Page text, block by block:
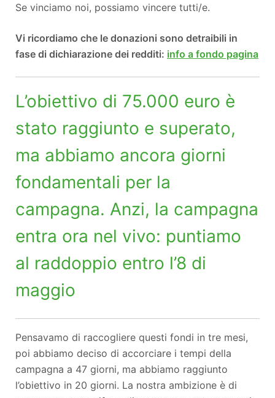
Se vinciamo noi, possiamo vincere tutti/e.
Vi ricordiamo che le donazioni sono detraibili in
fase di dichiarazione dei redditi: info a fondo pagina
L’obiettivo di 75.000 euro è
stato raggiunto e superato,
ma abbiamo ancora giorni
fondamentali per la
campagna. Anzi, la campagna
entra ora nel vivo: puntiamo
al raddoppio entro l’8 di
maggio
Pensavamo di raccogliere questi fondi in tre mesi,
poi abbiamo deciso di accorciare i tempi della
campagna a 47 giorni, ma abbiamo raggiunto
l’obiettivo in 20 giorni. La nostra ambizione è di